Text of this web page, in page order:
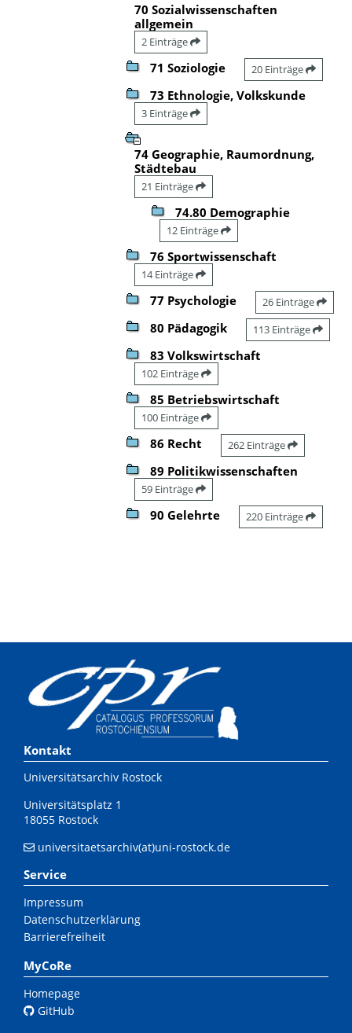
70 Sozialwissenschaften
allgemein
2 Einträge
71 Soziologie 20 Einträge
73 Ethnologie, Volkskunde
3 Einträge
74 Geographie, Raumordnung,
Städtebau
21 Einträge
74.80 Demographie
12 Einträge
76 Sportwissenschaft
14 Einträge
77 Psychologie 26 Einträge
80 Pädagogik 113 Einträge
83 Volkswirtschaft
102 Einträge
85 Betriebswirtschaft
100 Einträge
86 Recht 262 Einträge
89 Politikwissenschaften
59 Einträge
90 Gelehrte 220 Einträge
Kontakt
Universitätsarchiv Rostock
Universitätsplatz 1
18055 Rostock
universitaetsarchiv(at)uni-rostock.de
Service
Impressum
Datenschutzerklärung
Barrierefreiheit
MyCoRe
Homepage
GitHub